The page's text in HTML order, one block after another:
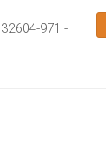
32604-971 -